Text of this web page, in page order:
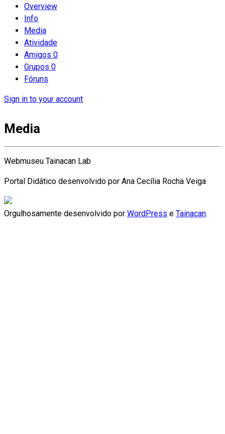
Overview
Info
Media
Atividade
Amigos 0
Grupos 0
Fóruns
Sign in to your account
Media
Webmuseu Tainacan Lab
Portal Didático desenvolvido por Ana Cecília Rocha Veiga
Orgulhosamente desenvolvido por WordPress e Tainacan.